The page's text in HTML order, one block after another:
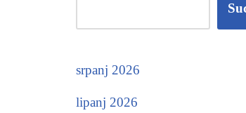
srpanj 2026
lipanj 2026